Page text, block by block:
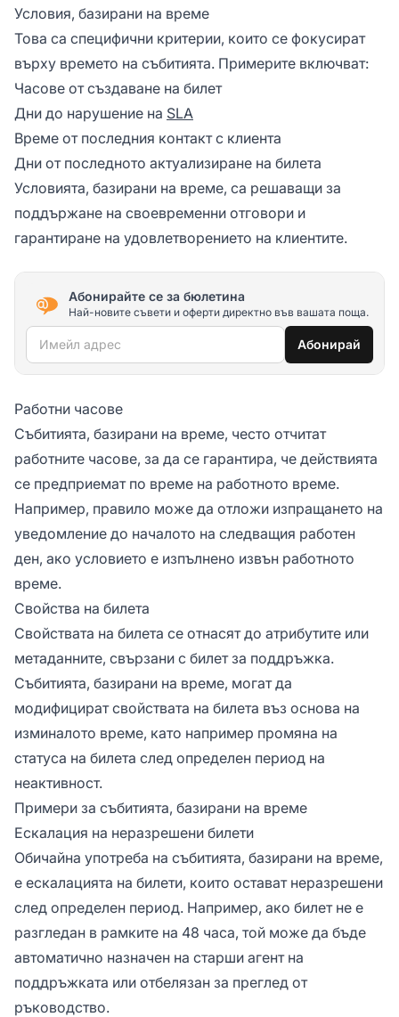
Условия, базирани на време
Това са специфични критерии, които се фокусират
върху времето на събитията. Примерите включват:
Часове от създаване на билет
Дни до нарушение на SLA
Време от последния контакт с клиента
Дни от последното актуализиране на билета
Условията, базирани на време, са решаващи за
поддържане на своевременни отговори и
гарантиране на удовлетворението на клиентите.
Абонирайте се за бюлетина
Най-новите съвети и оферти директно във вашата поща.
Имейл адрес Абонирай
Работни часове
Събитията, базирани на време, често отчитат
работните часове, за да се гарантира, че действията
се предприемат по време на работното време.
Например, правило може да отложи изпращането на
уведомление до началото на следващия работен
ден, ако условието е изпълнено извън работното
време.
Свойства на билета
Свойствата на билета се отнасят до атрибутите или
метаданните, свързани с билет за поддръжка.
Събитията, базирани на време, могат да
модифицират свойствата на билета въз основа на
изминалото време, като например промяна на
статуса на билета след определен период на
неактивност.
Примери за събитията, базирани на време
Ескалация на неразрешени билети
Обичайна употреба на събитията, базирани на време,
е ескалацията на билети, които остават неразрешени
след определен период. Например, ако билет не е
разгледан в рамките на 48 часа, той може да бъде
автоматично назначен на старши агент на
поддръжката или отбелязан за преглед от
ръководство.